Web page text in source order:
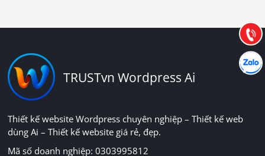
TRUSTvn Wordpress Ai
Thiết kế website Wordpress chuyên nghiệp – Thiết kế web
dùng Ai – Thiết kế website giá rẻ, đẹp.
Mã số doanh nghiệp: 0303995812
Gọi
(028) 22.166.144
Chát
Tư vấn